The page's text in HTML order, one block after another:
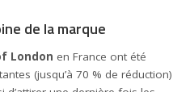
de la marque
London en France ont été
(jusqu’à 70 % de réduction)